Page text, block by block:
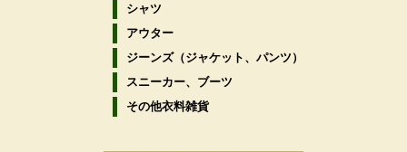
シャツ
アウター
ジーンズ（ジャケット、パンツ）
スニーカー、ブーツ
その他衣料雑貨